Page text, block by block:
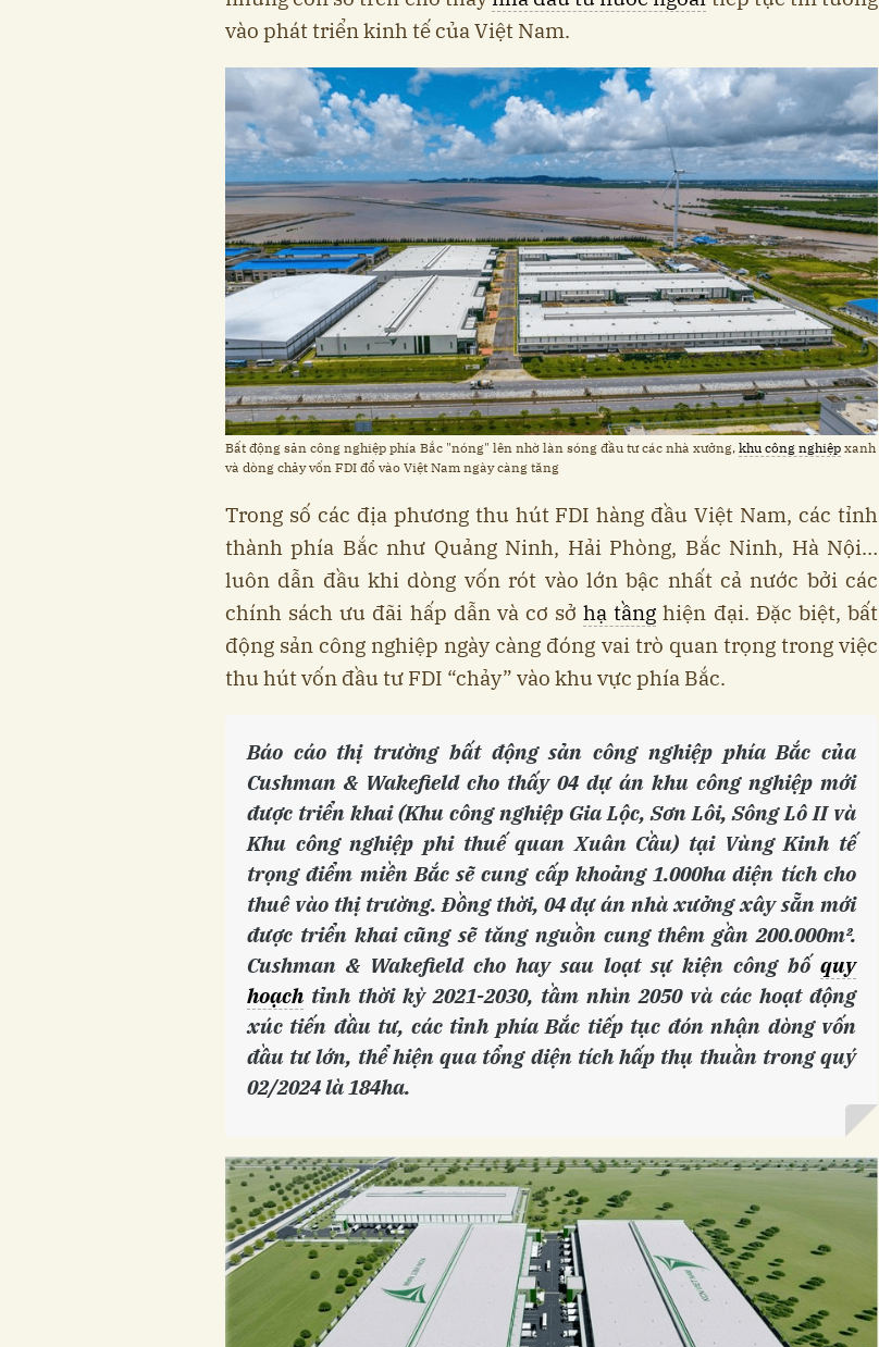
vào phát triển kinh tế của Việt Nam.
Bất động sản công nghiệp phía Bắc "nóng" lên nhờ làn sóng đầu tư các nhà xưởng, khu công nghiệp xanh
và dòng chảy vốn FDI đổ vào Việt Nam ngày càng tăng
Trong số các địa phương thu hút FDI hàng đầu Việt Nam, các tỉnh
thành phía Bắc như Quảng Ninh, Hải Phòng, Bắc Ninh, Hà Nội…
luôn dẫn đầu khi dòng vốn rót vào lớn bậc nhất cả nước bởi các
chính sách ưu đãi hấp dẫn và cơ sởhạ tầng hiện đại. Đặc biệt, bất
động sản công nghiệp ngày càng đóng vai trò quan trọng trong việc
thu hút vốn đầu tư FDI “chảy” vào khu vực phía Bắc.
Báo cáo thị trường bất động sản công nghiệp phía Bắc của
Cushman & Wakefield cho thấy 04 dự án khu công nghiệp mới
được triển khai (Khu công nghiệp Gia Lộc, Sơn Lôi, Sông Lô II và
Khu công nghiệp phi thuế quan Xuân Cầu) tại Vùng Kinh tế
trọng điểm miền Bắc sẽ cung cấp khoảng 1.000ha diện tích cho
thuê vào thị trường. Đồng thời, 04 dự án nhà xưởng xây sẵn mới
được triển khai cũng sẽ tăng nguồn cung thêm gần 200.000m².
Cushman & Wakefield cho hay sau loạt sự kiện công bố quy
hoạch tỉnh thời kỳ 2021-2030, tầm nhìn 2050 và các hoạt động
xúc tiến đầu tư, các tỉnh phía Bắc tiếp tục đón nhận dòng vốn
đầu tư lớn, thể hiện qua tổng diện tích hấp thụ thuần trong quý
02/2024 là 184ha.